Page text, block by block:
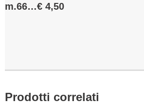
m.66…€ 4,50
Prodotti correlati